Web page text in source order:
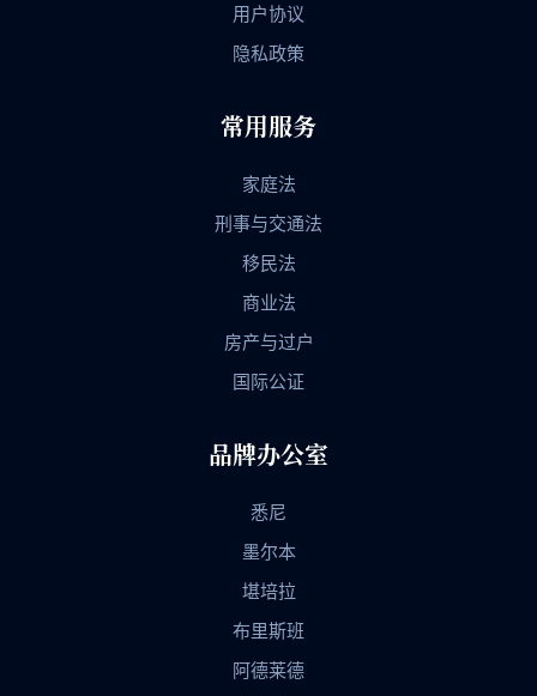
用户协议
隐私政策
常用服务
家庭法
刑事与交通法
移民法
商业法
房产与过户
国际公证
品牌办公室
悉尼
墨尔本
堪培拉
布里斯班
阿德莱德